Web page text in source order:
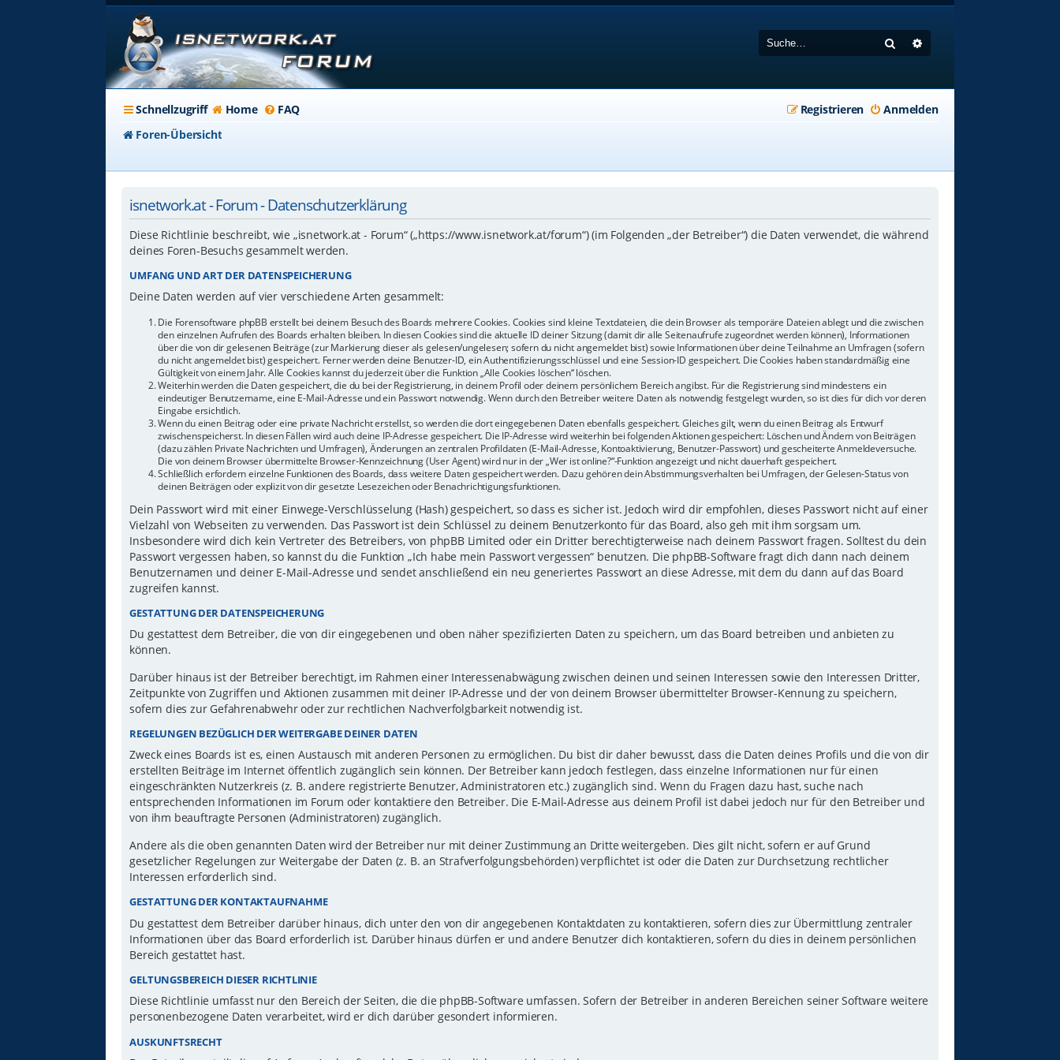
Suche
Schnellzugriff Home FAQ Anmelden
Registrieren
Foren-Übersicht
isnetwork.at - Forum - Datenschutzerklärung
Diese Richtlinie beschreibt, wie „isnetwork.at - Forum“ („https://www.isnetwork.at/forum“) (im Folgenden „der Betreiber“) die Daten verwendet, die während
deines Foren-Besuchs gesammelt werden.
UMFANG UND ART DER DATENSPEICHERUNG
Deine Daten werden auf vier verschiedene Arten gesammelt:
Die Forensoftware phpBB erstellt bei deinem Besuch des Boards mehrere Cookies. Cookies sind kleine Textdateien, die dein Browser als temporäre Dateien ablegt und die zwischen
den einzelnen Aufrufen des Boards erhalten bleiben. In diesen Cookies sind die aktuelle ID deiner Sitzung (damit dir alle Seitenaufrufe zugeordnet werden können), Informationen
über die von dir gelesenen Beiträge (zur Markierung dieser als gelesen/ungelesen; sofern du nicht angemeldet bist) sowie Informationen über deine Teilnahme an Umfragen (sofern
du nicht angemeldet bist) gespeichert. Ferner werden deine Benutzer-ID, ein Authentifizierungsschlüssel und eine Session-ID gespeichert. Die Cookies haben standardmäßig eine
Gültigkeit von einem Jahr. Alle Cookies kannst du jederzeit über die Funktion „Alle Cookies löschen“ löschen.
Weiterhin werden die Daten gespeichert, die du bei der Registrierung, in deinem Profil oder deinem persönlichem Bereich angibst. Für die Registrierung sind mindestens ein
eindeutiger Benutzername, eine E-Mail-Adresse und ein Passwort notwendig. Wenn durch den Betreiber weitere Daten als notwendig festgelegt wurden, so ist dies für dich vor deren
Eingabe ersichtlich.
Wenn du einen Beitrag oder eine private Nachricht erstellst, so werden die dort eingegebenen Daten ebenfalls gespeichert. Gleiches gilt, wenn du einen Beitrag als Entwurf
zwischenspeicherst. In diesen Fällen wird auch deine IP-Adresse gespeichert. Die IP-Adresse wird weiterhin bei folgenden Aktionen gespeichert: Löschen und Ändern von Beiträgen
(dazu zählen Private Nachrichten und Umfragen), Änderungen an zentralen Profildaten (E-Mail-Adresse, Kontoaktivierung, Benutzer-Passwort) und gescheiterte Anmeldeversuche.
Die von deinem Browser übermittelte Browser-Kennzeichnung (User Agent) wird nur in der „Wer ist online?“-Funktion angezeigt und nicht dauerhaft gespeichert.
Schließlich erfordern einzelne Funktionen des Boards, dass weitere Daten gespeichert werden. Dazu gehören dein Abstimmungsverhalten bei Umfragen, der Gelesen-Status von
deinen Beiträgen oder explizit von dir gesetzte Lesezeichen oder Benachrichtigungsfunktionen.
Dein Passwort wird mit einer Einwege-Verschlüsselung (Hash) gespeichert, so dass es sicher ist. Jedoch wird dir empfohlen, dieses Passwort nicht auf einer
Vielzahl von Webseiten zu verwenden. Das Passwort ist dein Schlüssel zu deinem Benutzerkonto für das Board, also geh mit ihm sorgsam um.
Insbesondere wird dich kein Vertreter des Betreibers, von phpBB Limited oder ein Dritter berechtigterweise nach deinem Passwort fragen. Solltest du dein
Passwort vergessen haben, so kannst du die Funktion „Ich habe mein Passwort vergessen“ benutzen. Die phpBB-Software fragt dich dann nach deinem
Benutzernamen und deiner E-Mail-Adresse und sendet anschließend ein neu generiertes Passwort an diese Adresse, mit dem du dann auf das Board
zugreifen kannst.
GESTATTUNG DER DATENSPEICHERUNG
Du gestattest dem Betreiber, die von dir eingegebenen und oben näher spezifizierten Daten zu speichern, um das Board betreiben und anbieten zu
können.
Darüber hinaus ist der Betreiber berechtigt, im Rahmen einer Interessenabwägung zwischen deinen und seinen Interessen sowie den Interessen Dritter,
Zeitpunkte von Zugriffen und Aktionen zusammen mit deiner IP-Adresse und der von deinem Browser übermittelter Browser-Kennung zu speichern,
sofern dies zur Gefahrenabwehr oder zur rechtlichen Nachverfolgbarkeit notwendig ist.
REGELUNGEN BEZÜGLICH DER WEITERGABE DEINER DATEN
Zweck eines Boards ist es, einen Austausch mit anderen Personen zu ermöglichen. Du bist dir daher bewusst, dass die Daten deines Profils und die von dir
erstellten Beiträge im Internet öffentlich zugänglich sein können. Der Betreiber kann jedoch festlegen, dass einzelne Informationen nur für einen
eingeschränkten Nutzerkreis (z. B. andere registrierte Benutzer, Administratoren etc.) zugänglich sind. Wenn du Fragen dazu hast, suche nach
entsprechenden Informationen im Forum oder kontaktiere den Betreiber. Die E-Mail-Adresse aus deinem Profil ist dabei jedoch nur für den Betreiber und
von ihm beauftragte Personen (Administratoren) zugänglich.
Andere als die oben genannten Daten wird der Betreiber nur mit deiner Zustimmung an Dritte weitergeben. Dies gilt nicht, sofern er auf Grund
gesetzlicher Regelungen zur Weitergabe der Daten (z. B. an Strafverfolgungsbehörden) verpflichtet ist oder die Daten zur Durchsetzung rechtlicher
Interessen erforderlich sind.
GESTATTUNG DER KONTAKTAUFNAHME
Du gestattest dem Betreiber darüber hinaus, dich unter den von dir angegebenen Kontaktdaten zu kontaktieren, sofern dies zur Übermittlung zentraler
Informationen über das Board erforderlich ist. Darüber hinaus dürfen er und andere Benutzer dich kontaktieren, sofern du dies in deinem persönlichen
Bereich gestattet hast.
GELTUNGSBEREICH DIESER RICHTLINIE
Diese Richtlinie umfasst nur den Bereich der Seiten, die die phpBB-Software umfassen. Sofern der Betreiber in anderen Bereichen seiner Software weitere
personenbezogene Daten verarbeitet, wird er dich darüber gesondert informieren.
AUSKUNFTSRECHT